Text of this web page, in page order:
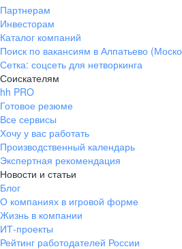
Партнерам
Инвесторам
Каталог компаний
Поиск по вакансиям в Алпатьево
Сетка: соцсеть для нетворкинга
Соискателям
hh PRO
Готовое резюме
Все сервисы
Хочу у вас работать
Производственный календарь
Экспертная рекомендация
Новости и статьи
Блог
О компаниях в игровой форме
Жизнь в компании
ИТ-проекты
Рейтинг работодателей России